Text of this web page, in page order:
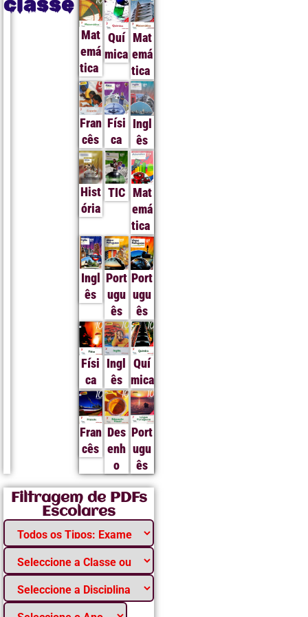
Mat
emá
tica
Quí
mica
Mat
emá
tica
Fran
cês
Físi
ca
Ingl
ês
Hist
ória
TIC Mat
emá
tica
Ingl
ês
Port
ugu
ês
Port
ugu
ês
Físi
ca
Ingl
ês
Quí
mica
Fran
cês
Des
enh
o
Port
ugu
ês
Filtragem de PDFs
Escolares